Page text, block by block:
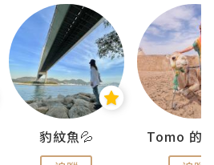
豹紋魚💦